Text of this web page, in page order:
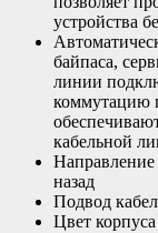
устройства
байпаса,
линии
коммутацию
кабельной
назад
Подвод
Цвет